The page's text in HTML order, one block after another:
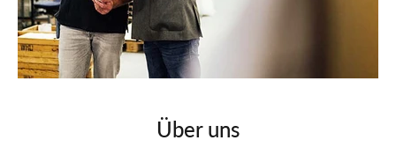
Projekt-Planer